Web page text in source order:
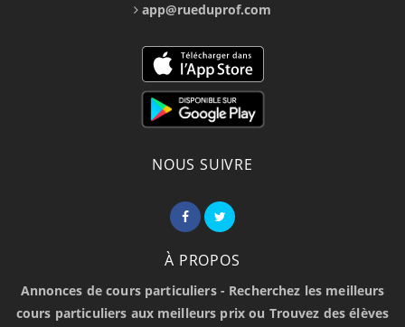
app@rueduprof.com
NOUS SUIVRE
À PROPOS
Annonces de cours particuliers - Recherchez les meilleurs
cours particuliers aux meilleurs prix ou Trouvez des élèves